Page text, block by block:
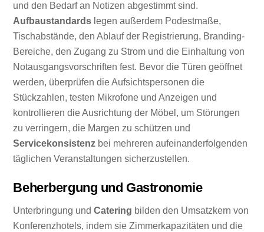
und den Bedarf an Notizen abgestimmt sind.
Aufbaustandards legen außerdem Podestmaße,
Tischabstände, den Ablauf der Registrierung, Branding-
Bereiche, den Zugang zu Strom und die Einhaltung von
Notausgangsvorschriften fest. Bevor die Türen geöffnet
werden, überprüfen die Aufsichtspersonen die
Stückzahlen, testen Mikrofone und Anzeigen und
kontrollieren die Ausrichtung der Möbel, um Störungen
zu verringern, die Margen zu schützen und
Servicekonsistenz bei mehreren aufeinanderfolgenden
täglichen Veranstaltungen sicherzustellen.
Beherbergung und Gastronomie
Unterbringung undCatering bilden den Umsatzkern von
Konferenzhotels, indem sie Zimmerkapazitäten und die